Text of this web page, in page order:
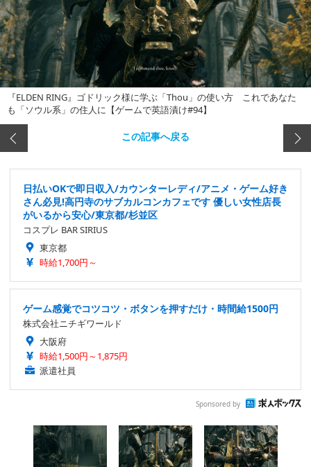
『ELDEN RING』ゴドリック様に学ぶ「Thou」の使い方 これであなた
も「ソウル系」の住人に【ゲームで英語漬け#94】
この記事へ戻る
日払いOKで即日収入/カウンターレディ/アニメ・ゲーム好き
さん必見!高円寺のサブカルコンカフェです 優しい女性店長
がいるから安心/東京都/杉並区
コスプレ BAR SIRIUS
東京都
時給1,700円～
ゲーム感覚でコツコツ・ボタンを押すだけ・時間給1500円
株式会社ニチギワールド
大阪府
時給1,500円～1,875円
派遣社員
Sponsored by